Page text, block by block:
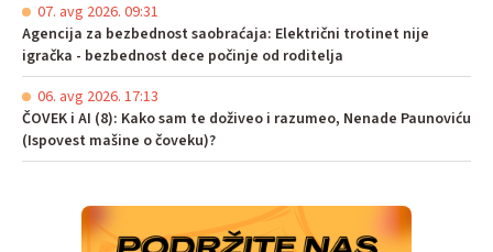
07. avg 2026. 09:31
Agencija za bezbednost saobraćaja: Električni trotinet nije
igračka - bezbednost dece počinje od roditelja
06. avg 2026. 17:13
ČOVEK i AI (8): Kako sam te doživeo i razumeo, Nenade Paunoviću
(Ispovest mašine o čoveku)?